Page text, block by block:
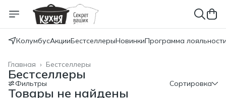
КолумбусАкцииБестселлерыНовинкиПрограмма
Бестселлеры
Главная ›
Бестселлеры
Фильтры Сортировка
Товары не найдены